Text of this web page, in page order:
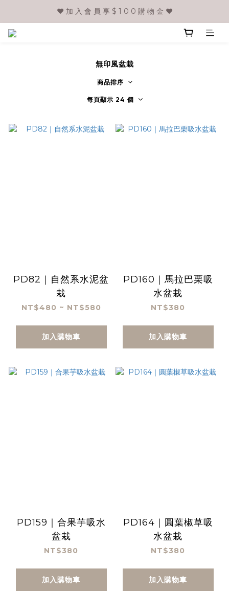
❤️ 加 入 會 員 享 $ 1 0 0 購 物 金 ❤️
無印風盆栽
商品排序
每頁顯示 24 個
PD82｜自然系水泥盆
栽
NT$480 ~ NT$580
加入購物車
PD160｜馬拉巴栗吸
水盆栽
NT$380
加入購物車
PD159｜合果芋吸水
盆栽
NT$380
加入購物車
PD164｜圓葉椒草吸
水盆栽
NT$380
加入購物車